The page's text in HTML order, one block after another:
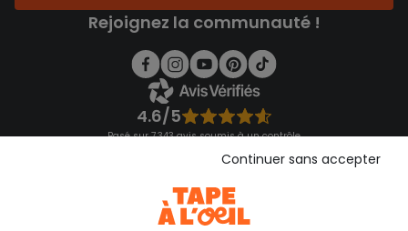
Rejoignez la communauté !
4.6/5
Basé sur 7 343 avis soumis à un contrôle
Consulter les CGUContinuer sans accepter